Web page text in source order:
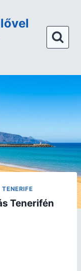
|TENERIFE
Tenerifén